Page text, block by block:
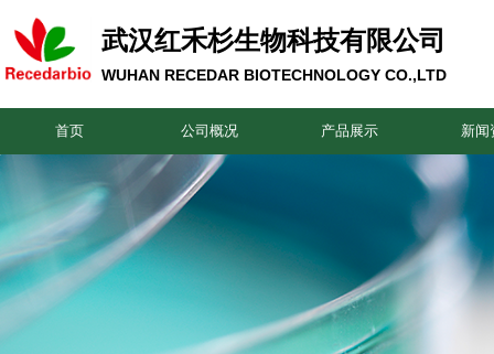
武汉红禾杉生物科技有限公司
WUHAN RECEDAR BIOTECHNOLOGY CO.,LTD
首页 公司概况 产品展示 新闻